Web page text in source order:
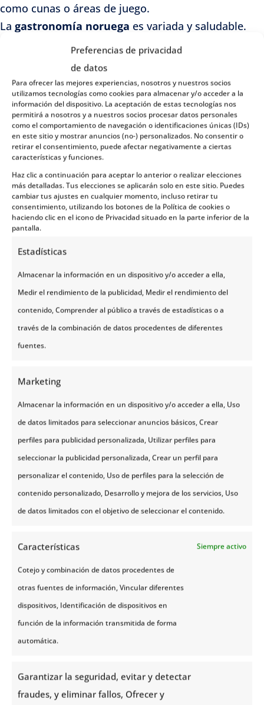
Preferencias de privacidad
de datos
Para ofrecer las mejores experiencias, nosotros y nuestros socios
utilizamos tecnologías como cookies para almacenar y/o acceder a la
información del dispositivo. La aceptación de estas tecnologías nos
permitirá a nosotros y a nuestros socios procesar datos personales
como el comportamiento de navegación o identificaciones únicas (IDs)
en este sitio y mostrar anuncios (no-) personalizados. No consentir o
retirar el consentimiento, puede afectar negativamente a ciertas
características y funciones.
Haz clic a continuación para aceptar lo anterior o realizar elecciones
más detalladas. Tus elecciones se aplicarán solo en este sitio. Puedes
cambiar tus ajustes en cualquier momento, incluso retirar tu
consentimiento, utilizando los botones de la Política de cookies o
haciendo clic en el icono de Privacidad situado en la parte inferior de la
pantalla.
Estadísticas
Almacenar la información en un dispositivo y/o acceder a ella,
Medir el rendimiento de la publicidad, Medir el rendimiento del
contenido, Comprender al público a través de estadísticas o a
través de la combinación de datos procedentes de diferentes
fuentes.
Marketing
Almacenar la información en un dispositivo y/o acceder a ella, Uso
de datos limitados para seleccionar anuncios básicos, Crear
perfiles para publicidad personalizada, Utilizar perfiles para
seleccionar la publicidad personalizada, Crear un perfil para
personalizar el contenido, Uso de perfiles para la selección de
contenido personalizado, Desarrollo y mejora de los servicios, Uso
de datos limitados con el objetivo de seleccionar el contenido.
Características Siempre activo
Cotejo y combinación de datos procedentes de
otras fuentes de información, Vincular diferentes
dispositivos, Identificación de dispositivos en
función de la información transmitida de forma
automática.
Garantizar la seguridad, evitar y detectar
fraudes, y eliminar fallos, Ofrecer y
como cunas o áreas de juego.
La gastronomía noruega es variada y saludable.
Hay posibilidad de pedir menú infantil en los
restaurantes. De los platos típicos noruegos a lo
niños les encanta el «kjøttkaker» (albóndigas
noruegas).
Viajar a Noruegacon niños es una experiencia
enriquecedora que combina la diversión con la
eventura, y por supuesto, el aprendizaje. Con una
buena planificación y espíritu aventurero, Noruega
se convierte en el destino perfecto para los
pequeños exploradores y sus familias.
También te puede interesar
GUÍA MAESTRA DE SENDERISMO
EN NORUEGA: EXPLORA CON EL
UN EXPERTO